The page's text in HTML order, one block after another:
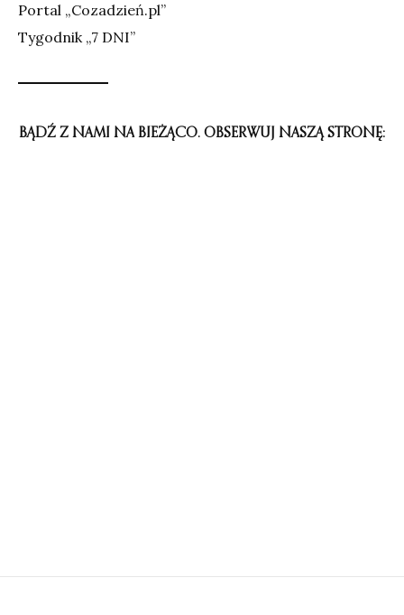
Portal „Cozadzień.pl”
Tygodnik „7 DNI”
BĄDŹ Z NAMI NA BIEŻĄCO. OBSERWUJ NASZĄ STRONĘ: